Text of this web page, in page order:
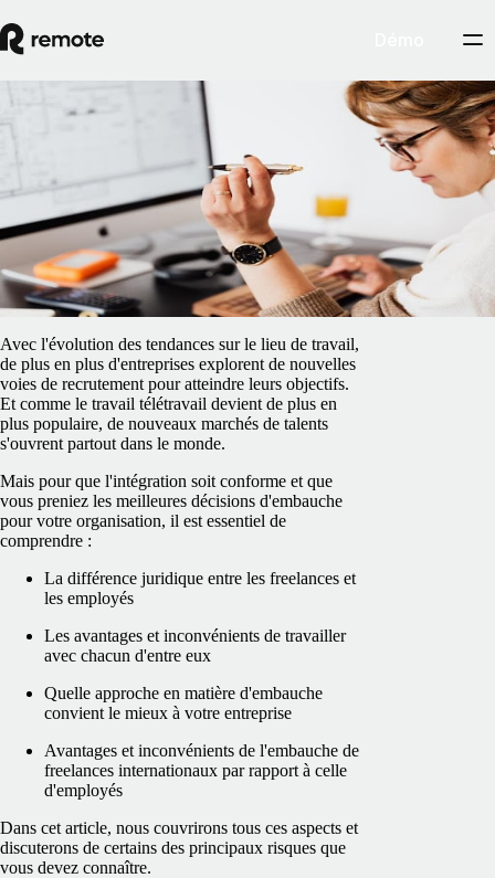
Blog Gestion des freelances
Freelance ou employé : avantages et
inconvénients
ByPedro Barros
5 février 2025
Avec l'évolution des tendances sur le lieu de travail,
de plus en plus d'entreprises explorent de nouvelles
voies de recrutement pour atteindre leurs objectifs.
Et comme le travail télétravail devient de plus en
plus populaire, de nouveaux marchés de talents
s'ouvrent partout dans le monde.
Mais pour que l'intégration soit conforme et que
vous preniez les meilleures décisions d'embauche
pour votre organisation, il est essentiel de
comprendre :
La différence juridique entre les freelances et
les employés
Les avantages et inconvénients de travailler
avec chacun d'entre eux
Quelle approche en matière d'embauche
convient le mieux à votre entreprise
Avantages et inconvénients de l'embauche de
freelances internationaux par rapport à celle
d'employés
Dans cet article, nous couvrirons tous ces aspects et
discuterons de certains des principaux risques que
vous devez connaître.